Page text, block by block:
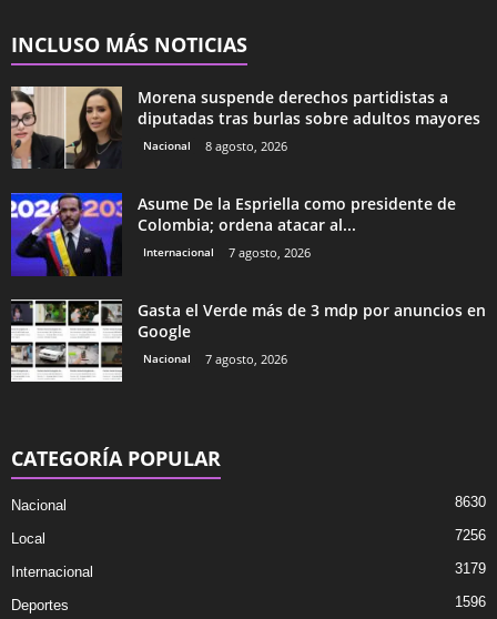
INCLUSO MÁS NOTICIAS
Morena suspende derechos partidistas a
diputadas tras burlas sobre adultos mayores
Nacional 8 agosto, 2026
Asume De la Espriella como presidente de
Colombia; ordena atacar al...
Internacional 7 agosto, 2026
Gasta el Verde más de 3 mdp por anuncios en
Google
Nacional 7 agosto, 2026
CATEGORÍA POPULAR
Nacional 8630
Local 7256
Internacional 3179
Deportes 1596